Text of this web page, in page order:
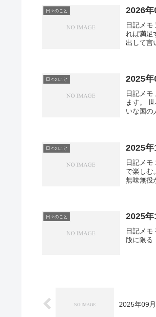
日々のこと 2026
日記メモ
れば満足
出して言
日々のこと 2025
日記メモ
ます。
いな国の
日々のこと 2025
日記メモ
で楽しむ
無味無役
日々のこと 2025
日記メ
版に限る
2025年09